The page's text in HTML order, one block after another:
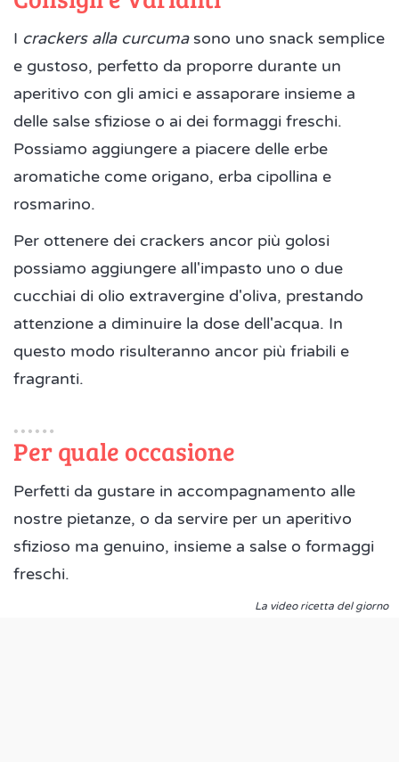
I crackers alla curcuma sono uno snack semplice
e gustoso, perfetto da proporre durante un
aperitivo con gli amici e assaporare insieme a
delle salse sfiziose o ai dei formaggi freschi.
Possiamo aggiungere a piacere delle erbe
aromatiche come origano, erba cipollina e
rosmarino.
Per ottenere dei crackers ancor più golosi
possiamo aggiungere all'impasto uno o due
cucchiai di olio extravergine d'oliva, prestando
attenzione a diminuire la dose dell'acqua. In
questo modo risulteranno ancor più friabili e
fragranti.
Per quale occasione
Perfetti da gustare in accompagnamento alle
nostre pietanze, o da servire per un aperitivo
sfizioso ma genuino, insieme a salse o formaggi
freschi.
La video ricetta del giorno